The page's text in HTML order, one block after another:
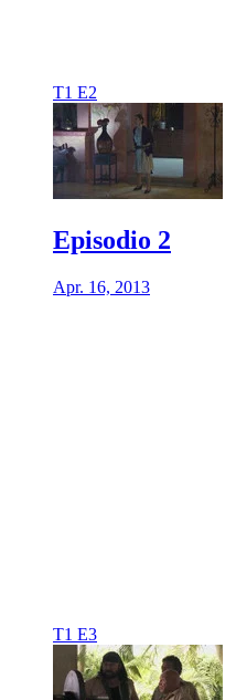
T1 E2
Episodio 2
Apr. 16, 2013
T1 E3